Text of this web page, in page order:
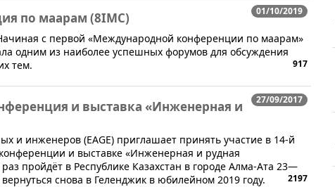
01/10/2019
по маарам (8IMC)
с первой «Международной конференции по маарам»
одним из наиболее успешных форумов для обсуждения
тем.
917
27/09/2017
и выставка «Инженерная и
и инженеров (EAGE) приглашает принять участие в 14-й
и выставке «Инженерная и рудная
пройдёт в Республике Казахстан в городе Алма-Ата 23—
снова в Геленджик в юбилейном 2019 году.
2197